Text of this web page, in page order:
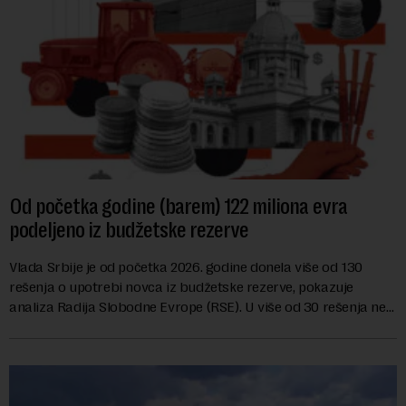
Od početka godine (barem) 122 miliona evra
podeljeno iz budžetske rezerve
Vlada Srbije je od početka 2026. godine donela više od 130
rešenja o upotrebi novca iz budžetske rezerve, pokazuje
analiza Radija Slobodne Evrope (RSE). U više od 30 rešenja ne